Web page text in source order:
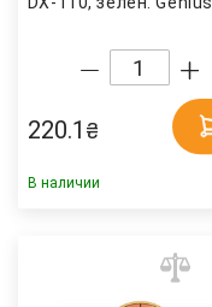
220.1 ₴
В наличии